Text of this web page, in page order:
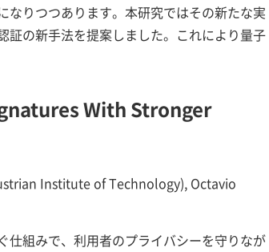
なりつつあります。本研究ではその新たな実
証の新手法を提案しました。これにより量子
With Stronger
Institute of Technology), Octavio
仕組みで、利用者のプライバシーを守りなが